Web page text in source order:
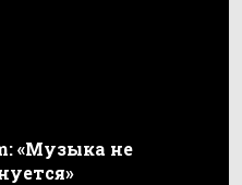
«Музыка не